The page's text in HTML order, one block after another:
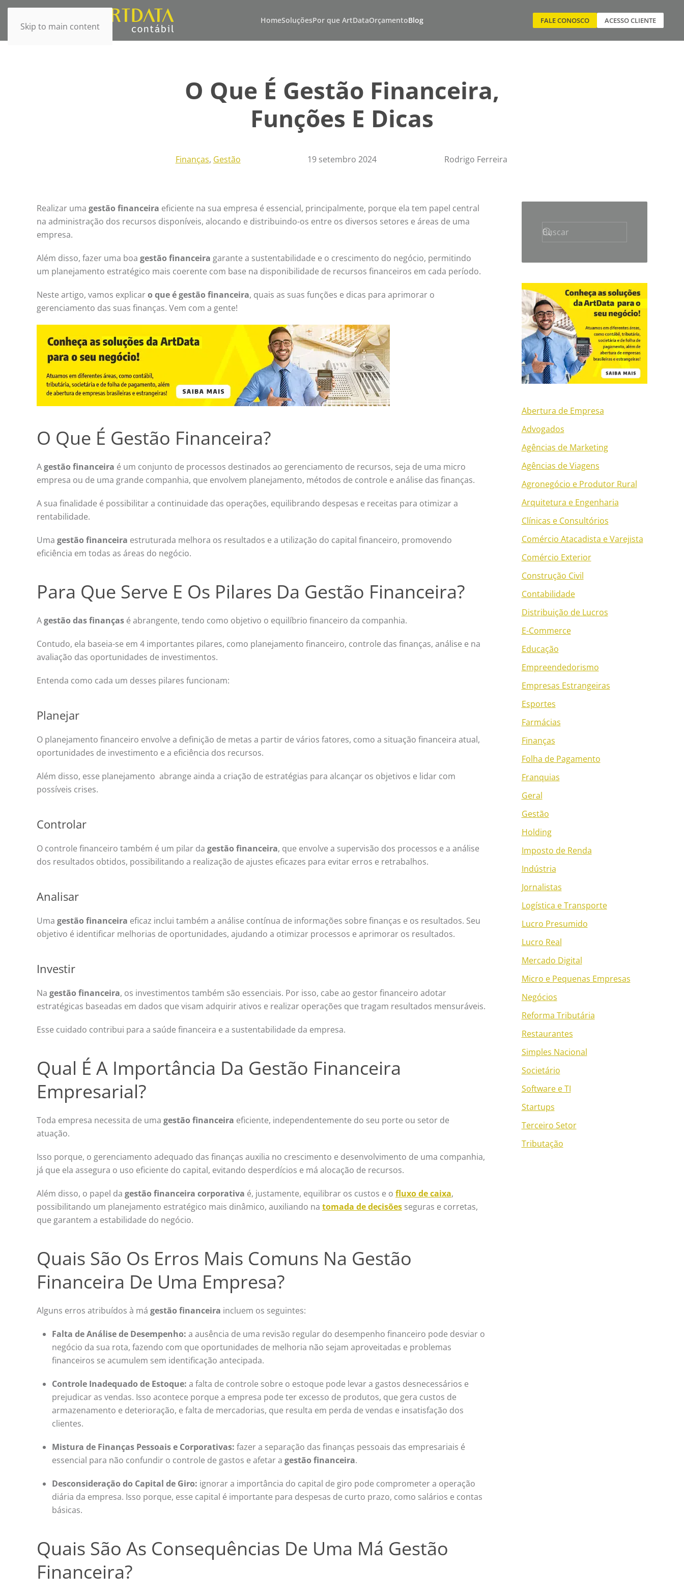
Skip to main content
HomeSoluçõesPor que ArtDataOrçamentoBlog FALE CONOSCO ACESSO CLIENTE
O Que É Gestão Financeira,
Funções E Dicas
Finanças, Gestão 19 setembro 2024 Rodrigo Ferreira
Realizar uma gestão financeira eficiente na sua empresa é essencial, principalmente, porque ela tem papel central
na administração dos recursos disponíveis, alocando e distribuindo-os entre os diversos setores e áreas de uma
empresa.
Além disso, fazer uma boa gestão financeira garante a sustentabilidade e o crescimento do negócio, permitindo
um planejamento estratégico mais coerente com base na disponibilidade de recursos financeiros em cada período.
Neste artigo, vamos explicaro que é gestão financeira, quais as suas funções e dicas para aprimorar o
gerenciamento das suas finanças. Vem com a gente!
O Que É Gestão Financeira?
Agestão financeira é um conjunto de processos destinados ao gerenciamento de recursos, seja de uma micro
empresa ou de uma grande companhia, que envolvem planejamento, métodos de controle e análise das finanças.
A sua finalidade é possibilitar a continuidade das operações, equilibrando despesas e receitas para otimizar a
rentabilidade.
Uma gestão financeira estruturada melhora os resultados e a utilização do capital financeiro, promovendo
eficiência em todas as áreas do negócio.
Para Que Serve E Os Pilares Da Gestão Financeira?
Agestão das finanças é abrangente, tendo como objetivo o equilíbrio financeiro da companhia.
Contudo, ela baseia-se em 4 importantes pilares, como planejamento financeiro, controle das finanças, análise e na
avaliação das oportunidades de investimentos.
Entenda como cada um desses pilares funcionam:
Planejar
O planejamento financeiro envolve a definição de metas a partir de vários fatores, como a situação financeira atual,
oportunidades de investimento e a eficiência dos recursos.
Além disso, esse planejamento abrange ainda a criação de estratégias para alcançar os objetivos e lidar com
possíveis crises.
Controlar
O controle financeiro também é um pilar da gestão financeira, que envolve a supervisão dos processos e a análise
dos resultados obtidos, possibilitando a realização de ajustes eficazes para evitar erros e retrabalhos.
Analisar
Uma gestão financeira eficaz inclui também a análise contínua de informações sobre finanças e os resultados. Seu
objetivo é identificar melhorias de oportunidades, ajudando a otimizar processos e aprimorar os resultados.
Investir
Na gestão financeira, os investimentos também são essenciais. Por isso, cabe ao gestor financeiro adotar
estratégicas baseadas em dados que visam adquirir ativos e realizar operações que tragam resultados mensuráveis.
Esse cuidado contribui para a saúde financeira e a sustentabilidade da empresa.
Qual É A Importância Da Gestão Financeira
Empresarial?
Toda empresa necessita de uma gestão financeira eficiente, independentemente do seu porte ou setor de
atuação.
Isso porque, o gerenciamento adequado das finanças auxilia no crescimento e desenvolvimento de uma companhia,
já que ela assegura o uso eficiente do capital, evitando desperdícios e má alocação de recursos.
Além disso, o papel da gestão financeira corporativa é, justamente, equilibrar os custos e o fluxo de caixa,
possibilitando um planejamento estratégico mais dinâmico, auxiliando na tomada de decisões seguras e corretas,
que garantem a estabilidade do negócio.
Quais São Os Erros Mais Comuns Na Gestão
Financeira De Uma Empresa?
Alguns erros atribuídos à má gestão financeira incluem os seguintes:
Falta de Análise de Desempenho: a ausência de uma revisão regular do desempenho financeiro pode desviar o
negócio da sua rota, fazendo com que oportunidades de melhoria não sejam aproveitadas e problemas
financeiros se acumulem sem identificação antecipada.
Controle Inadequado de Estoque: a falta de controle sobre o estoque pode levar a gastos desnecessários e
prejudicar as vendas. Isso acontece porque a empresa pode ter excesso de produtos, que gera custos de
armazenamento e deterioração, e falta de mercadorias, que resulta em perda de vendas e insatisfação dos
clientes.
Mistura de Finanças Pessoais e Corporativas: fazer a separação das finanças pessoais das empresariais é
essencial para não confundir o controle de gastos e afetar a gestão financeira.
Desconsideração do Capital de Giro: ignorar a importância do capital de giro pode comprometer a operação
diária da empresa. Isso porque, esse capital é importante para despesas de curto prazo, como salários e contas
básicas.
Quais São As Consequências De Uma Má Gestão
Financeira?
Abertura de Empresa
Advogados
Agências de Marketing
Agências de Viagens
Agronegócio e Produtor Rural
Arquitetura e Engenharia
Clínicas e Consultórios
Comércio Atacadista e Varejista
Comércio Exterior
Construção Civil
Contabilidade
Distribuição de Lucros
E-Commerce
Educação
Empreendedorismo
Empresas Estrangeiras
Esportes
Farmácias
Finanças
Folha de Pagamento
Franquias
Geral
Gestão
Holding
Imposto de Renda
Indústria
Jornalistas
Logística e Transporte
Lucro Presumido
Lucro Real
Mercado Digital
Micro e Pequenas Empresas
Negócios
Reforma Tributária
Restaurantes
Simples Nacional
Societário
Software e TI
Startups
Terceiro Setor
Tributação